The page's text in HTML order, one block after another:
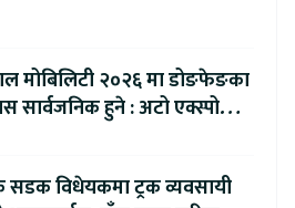
मोबिलिटी २०२६ मा डोङफेङका
सार्वजनिक हुने : अटो एक्स्पोमा
सडक विधेयकमा ट्रक व्यवसायी